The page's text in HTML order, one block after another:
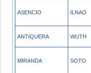
ASENCIO ILNAO
ANTIQUERA WUTH
MIRANDA SOTO